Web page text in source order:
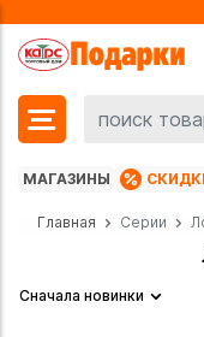
МАГАЗИНЫ
Главная Серии
Сначала новинки